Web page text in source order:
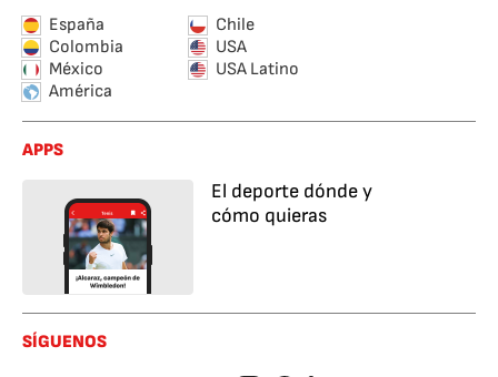
España
Chile
Colombia
USA
México
USA Latino
América
APPS
El deporte dónde y
cómo quieras
SÍGUENOS